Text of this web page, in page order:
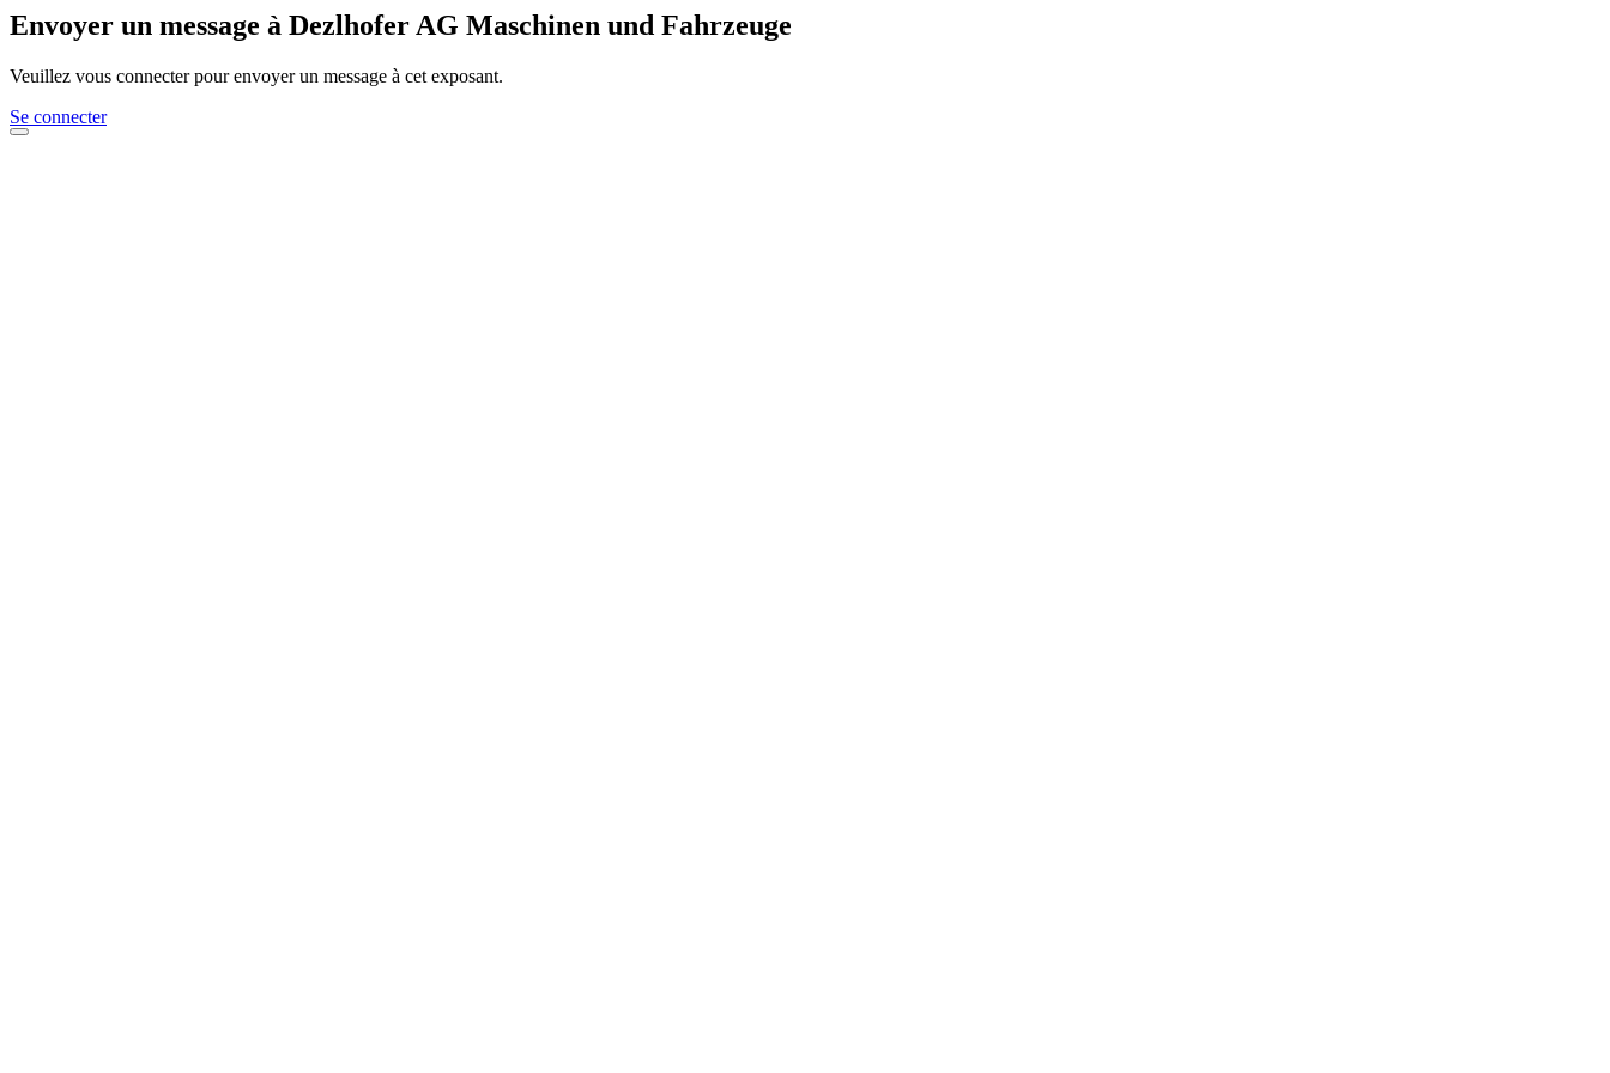
Envoyer un message à Dezlhofer AG Maschinen und Fahrzeuge
Veuillez vous connecter pour envoyer un message à cet exposant.
Se connecter